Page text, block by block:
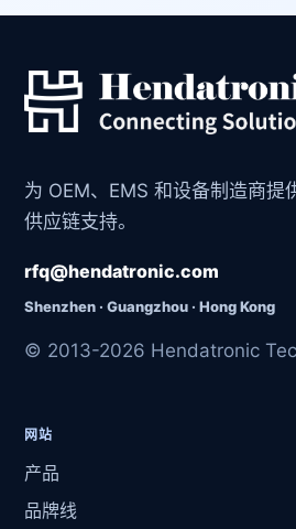
为 OEM、EMS 和设备制造商提
供应链支持。
rfq@hendatronic.com
Shenzhen · Guangzhou · Hong Kong
© 2013-2026 Hendatronic
网站
产品
品牌线